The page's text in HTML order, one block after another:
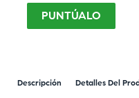
PUNTÚALO
Descripción Detalles Del